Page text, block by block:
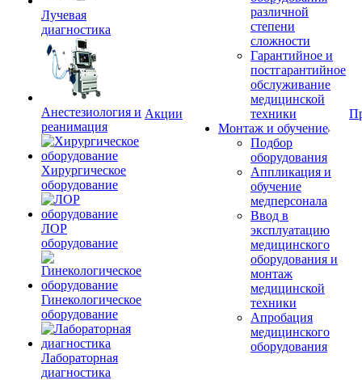
Лучевая
диагностика
Анестезиология и
реанимация
Хирургическое
оборудование
ЛОР
оборудование
Гинекологическое
оборудование
Лабораторная
диагностика
Акции
различной
степени
сложности
Гарантийное и
постгарантийное
обслуживание
медицинской
техники
Монтаж и обучение
Подбор
оборудования
Аппликация и
обучение
медперсонала
Ввод в
эксплуатацию
медицинского
оборудования и
монтаж
медицинской
техники
Апробация
медицинского
оборудования